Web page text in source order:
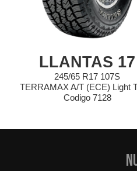
LLANTAS 17
245/65 R17 107S
TERRAMAX A/T (ECE) Light
Codigo 7128